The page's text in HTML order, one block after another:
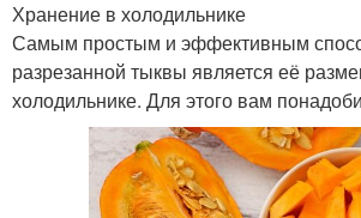
Хранение в холодильнике
Самым простым и эффективным
разрезанной тыквы является её
холодильнике. Для этого вам